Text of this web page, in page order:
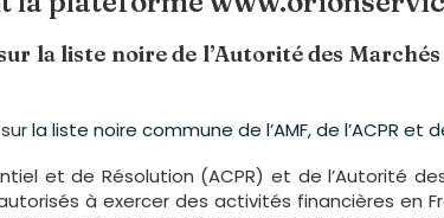
la liste noire de l’Autorité des
la liste noire commune de l’AMF, de l’ACPR et
et de Résolution (ACPR) et de l’Autorité
à exercer des activités financières en